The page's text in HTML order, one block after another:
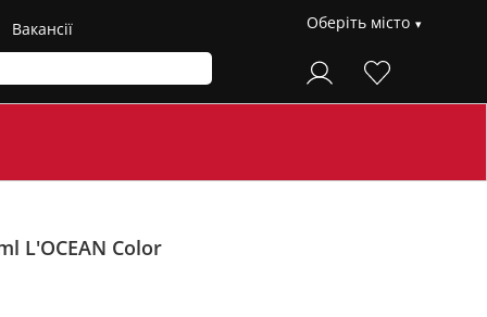
Вакансії Оберіть місто
L'OCEAN Color